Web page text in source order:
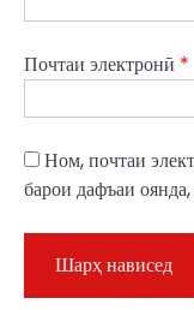
Почтаи электронӣ *
Ном, почтаи
барои дафъаи